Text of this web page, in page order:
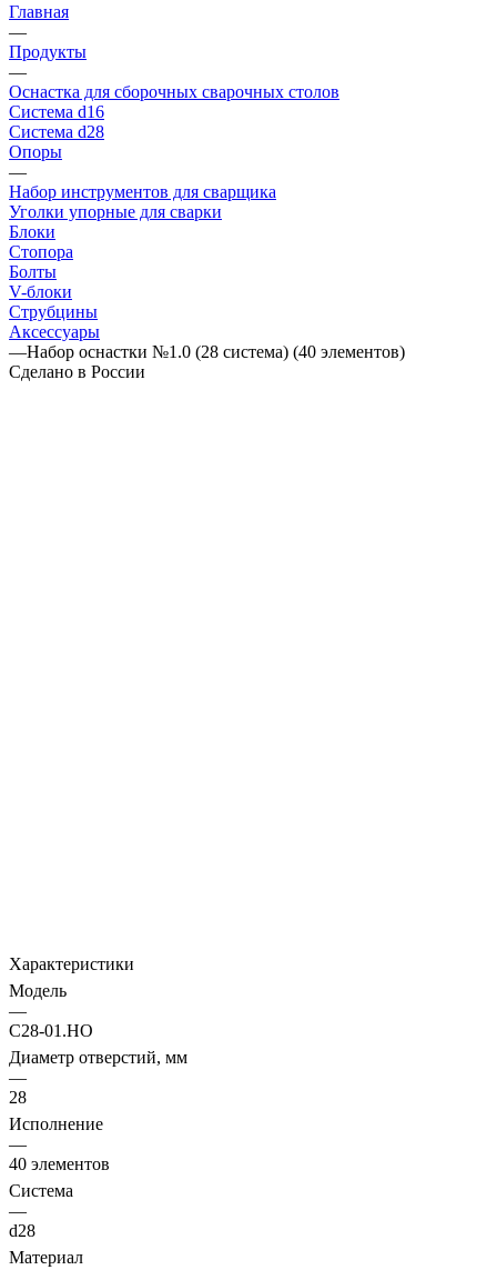
Главная
—
Продукты
—
Оснастка для сборочных сварочных столов
Система d16
Система d28
Опоры
—
Набор инструментов для сварщика
Уголки упорные для сварки
Блоки
Стопора
Болты
V-блоки
Струбцины
Аксессуары
—Набор оснастки №1.0 (28 система) (40 элементов)
Сделано в России
Характеристики
Модель
—
С28-01.НО
Диаметр отверстий, мм
—
28
Исполнение
—
40 элементов
Система
—
d28
Материал